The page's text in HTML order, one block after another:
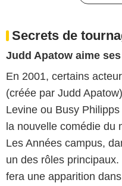
Secrets de
Judd Apatow aime
En 2001, certains
(créée par Judd
Levine ou Busy
la nouvelle comédie du
Les Années campus,
un des rôles
fera une apparition